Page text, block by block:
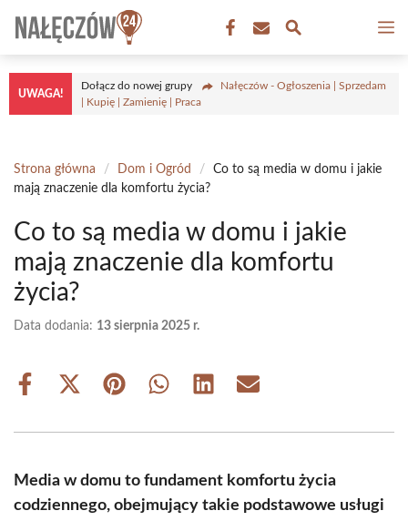
treści
UWAGA!
Dołącz do nowej grupy
Nałęczów - Ogłoszenia | Sprzedam
| Kupię | Zamienię | Praca
Strona główna / Dom i Ogród /
Co to są media w domu i jakie
mają znaczenie dla komfortu życia?
Co to są media w domu i jakie
mają znaczenie dla komfortu
życia?
Data dodania: 13 sierpnia 2025 r.
Share
Share
(Twitter)
Share Share Share Share
Media w domu to fundament komfortu życia
codziennego, obejmujący takie podstawowe usługi